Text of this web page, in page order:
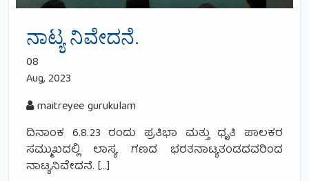
ನಾಟ್ಯ ನಿವೇದನೆ.
08
Aug, 2023
maitreyee gurukulam
ದಿನಾಂಕ 6.8.23 ರಂದು ಪ್ರತಿಭಾ ಮತ್ತು ಧೃತಿ ಪಾಲಕರ
ಸಮ್ಮುಖದಲ್ಲಿ ಲಾಸ್ಯ ಗಣದ ಭರತನಾಟ್ಯತಂಡದವರಿಂದ
ನಾಟ್ಯನಿವೇದನೆ. […]